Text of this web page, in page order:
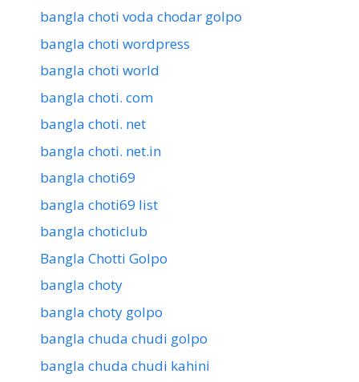
bangla choti voda chodar golpo
bangla choti wordpress
bangla choti world
bangla choti. com
bangla choti. net
bangla choti. net.in
bangla choti69
bangla choti69 list
bangla choticlub
Bangla Chotti Golpo
bangla choty
bangla choty golpo
bangla chuda chudi golpo
bangla chuda chudi kahini